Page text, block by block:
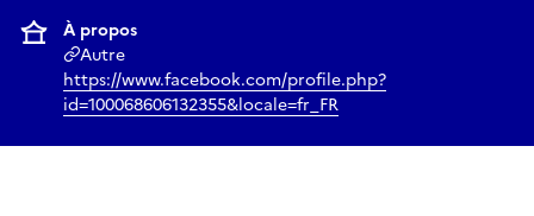
À propos
Autre
https://www.facebook.com/profile.php?
id=100068606132355&locale=fr_FR